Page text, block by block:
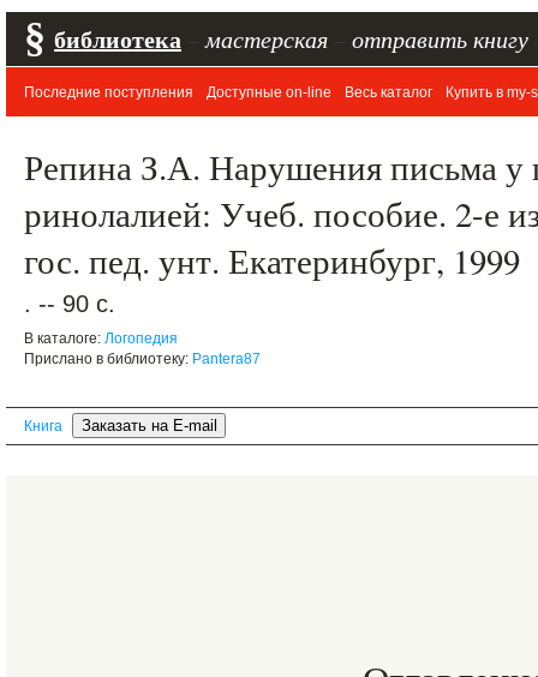
§ библиотека мастерская отправить книгу
Последние поступления Доступные on-line Весь каталог Купить в my-
Репина З.А. Нарушения письма у
ринолалией: Учеб. пособие. 2-е
гос. пед. унт. Екатеринбург, 1999
. -- 90 с.
В каталоге: Логопедия
Прислано в библиотеку: Pantera87
Книга